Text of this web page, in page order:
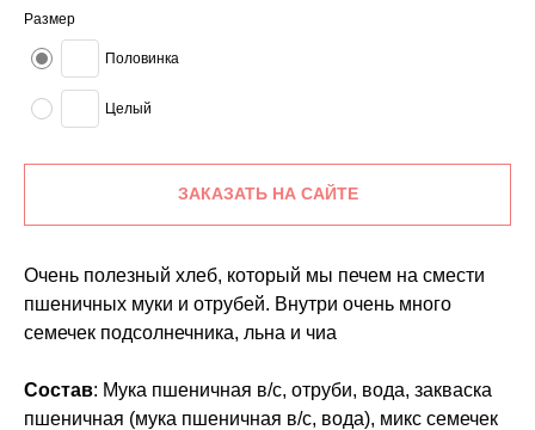
Размер
Половинка
Целый
ЗАКАЗАТЬ НА САЙТЕ
Очень полезный хлеб, который мы печем на смести
пшеничных муки и отрубей. Внутри очень много
семечек подсолнечника, льна и чиа
Состав: Мука пшеничная в/с, отруби, вода, закваска
пшеничная (мука пшеничная в/с, вода), микс семечек